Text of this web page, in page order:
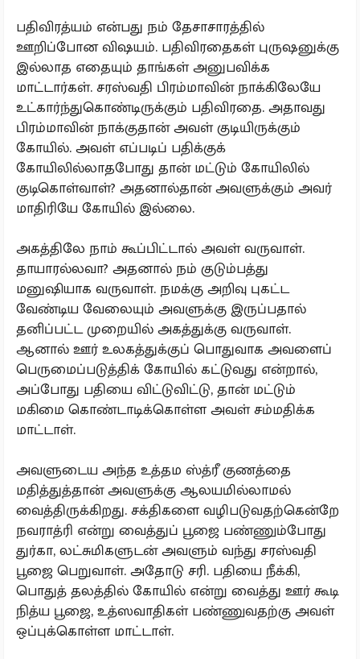
பதிவிரத்யம் என்பது நம் தேசாசாரத்தில்
ஊறிப்போன விஷயம். பதிவிரதைகள் புருஷனுக்கு
இல்லாத எதையும் தாங்கள் அனுபவிக்க
மாட்டார்கள். சரஸ்வதி பிரம்மாவின் நாக்கிலேயே
உட்கார்ந்துகொண்டிருக்கும் பதிவிரதை. அதாவது
பிரம்மாவின் நாக்குதான் அவள் குடியிருக்கும்
கோயில். அவள் எப்படிப் பதிக்குக்
கோயிலில்லாதபோது தான் மட்டும் கோயிலில்
குடிகொள்வாள்? அதனால்தான் அவளுக்கும் அவர்
மாதிரியே கோயில் இல்லை.
அகத்திலே நாம் கூப்பிட்டால் அவள் வருவாள்.
தாயாரல்லவா? அதனால் நம் குடும்பத்து
மனுஷியாக வருவாள். நமக்கு அறிவு புகட்ட
வேண்டிய வேலையும் அவளுக்கு இருப்பதால்
தனிப்பட்ட முறையில் அகத்துக்கு வருவாள்.
ஆனால் ஊர் உலகத்துக்குப் பொதுவாக அவளைப்
பெருமைப்படுத்திக் கோயில் கட்டுவது என்றால்,
அப்போது பதியை விட்டுவிட்டு, தான் மட்டும்
மகிமை கொண்டாடிக்கொள்ள அவள் சம்மதிக்க
மாட்டாள்.
அவளுடைய அந்த உத்தம ஸ்த்ரீ குணத்தை
மதித்துத்தான் அவளுக்கு ஆலயமில்லாமல்
வைத்திருக்கிறது. சக்திகளை வழிபடுவதற்கென்றே
நவராத்ரி என்று வைத்துப் பூஜை பண்ணும்போது
துர்கா, லட்சுமிகளுடன் அவளும் வந்து சரஸ்வதி
பூஜை பெறுவாள். அதோடு சரி. பதியை நீக்கி,
பொதுத் தலத்தில் கோயில் என்று வைத்து ஊர் கூடி
நித்ய பூஜை, உத்ஸவாதிகள் பண்ணுவதற்கு அவள்
ஒப்புக்கொள்ள மாட்டாள்.